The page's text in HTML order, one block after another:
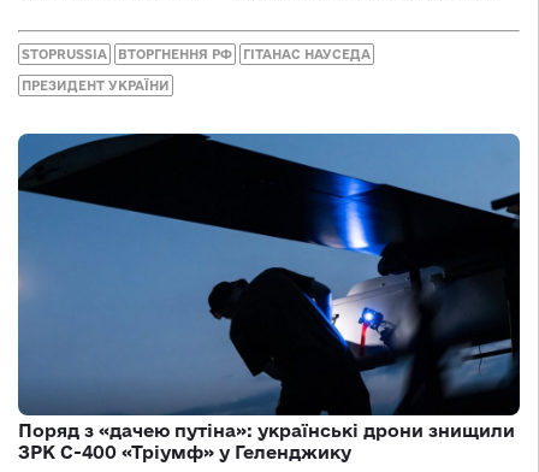
STOPRUSSIA ВТОРГНЕННЯ РФ ГІТАНАС НАУСЕДА
ПРЕЗИДЕНТ УКРАЇНИ
Поряд з «дачею путіна»: українські дрони знищили
ЗРК С-400 «Тріумф» у Геленджику